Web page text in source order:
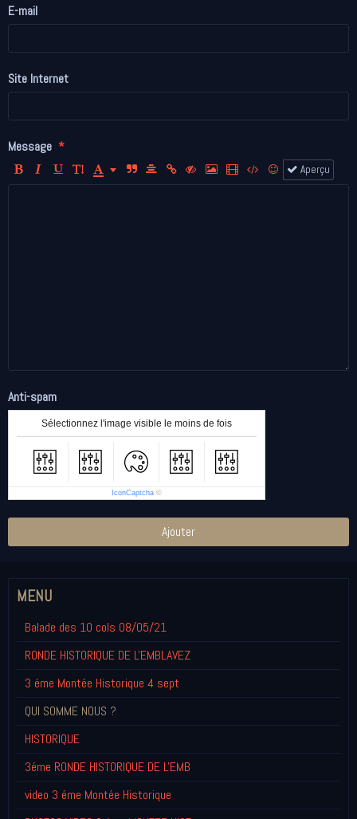
E-mail
Site Internet
Message
Aperçu
Anti-spam
Sélectionnez l'image visible le moins de fois
IconCaptcha ©
Ajouter
MENU
Balade des 10 cols 08/05/21
RONDE HISTORIQUE DE L'EMBLAVEZ
3 éme Montée Historique 4 sept
QUI SOMME NOUS ?
HISTORIQUE
3éme RONDE HISTORIQUE DE L'EMB
video 3 éme Montée Historique